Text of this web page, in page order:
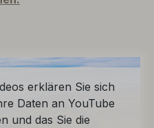
erklären Sie sich
Daten an YouTube
und das Sie die